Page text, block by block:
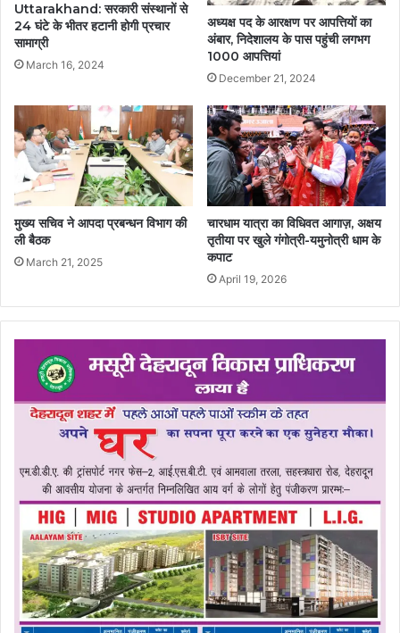
Uttarakhand: सरकारी संस्थानों से
24 घंटे के भीतर हटानी होगी प्रचार
सामाग्री
March 16, 2024
अध्यक्ष पद के आरक्षण पर आपत्तियों का
अंबार, निदेशालय के पास पहुंची लगभग
1000 आपत्तियां
December 21, 2024
मुख्य सचिव ने आपदा प्रबन्धन विभाग की
ली बैठक
March 21, 2025
चारधाम यात्रा का विधिवत आगाज़, अक्षय
तृतीया पर खुले गंगोत्री-यमुनोत्री धाम के
कपाट
April 19, 2026